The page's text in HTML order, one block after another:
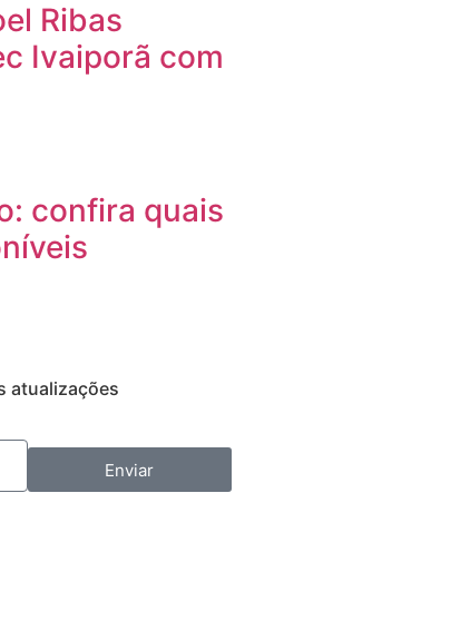
Ribas
Ivaiporã com
confira quais
atualizações
Enviar